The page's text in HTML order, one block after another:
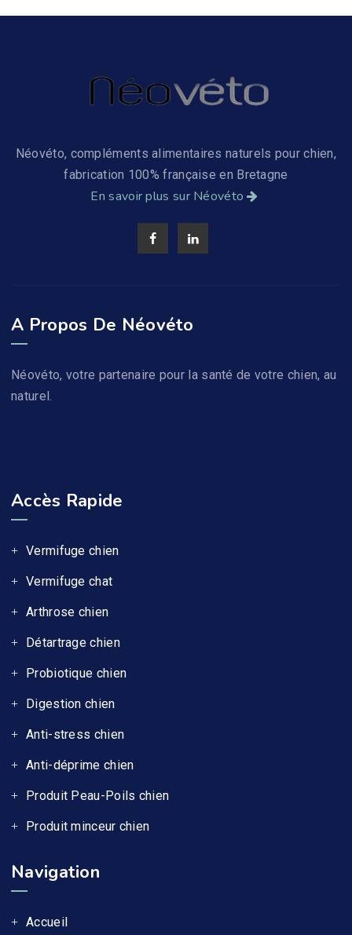
Néovéto, compléments alimentaires naturels pour chien,
fabrication 100% française en Bretagne
En savoir plus sur Néovéto
A Propos De Néovéto
Néovéto, votre partenaire pour la santé de votre chien, au
naturel.
Accès Rapide
Vermifuge chien
Vermifuge chat
Arthrose chien
Détartrage chien
Probiotique chien
Digestion chien
Anti-stress chien
Anti-déprime chien
Produit Peau-Poils chien
Produit minceur chien
Navigation
Accueil